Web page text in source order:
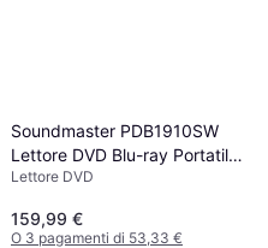
Soundmaster PDB1910SW
Lettore DVD Blu-ray Portatile
25.6 cm
Lettore DVD
159,99 €
O 3 pagamenti di 53,33 €